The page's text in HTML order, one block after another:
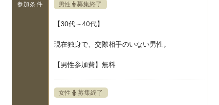
参加条件 男性 募集終了
【30代～40代】
現在独身で、交際相手のいない男性。
【男性参加費】無料
女性 募集終了